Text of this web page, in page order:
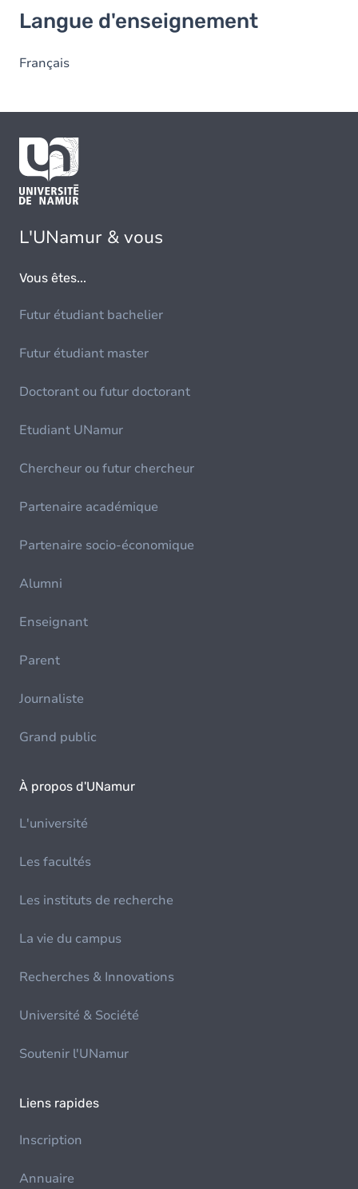
Langue d'enseignement
Français
L'UNamur & vous
Vous êtes...
Futur étudiant bachelier
Futur étudiant master
Doctorant ou futur doctorant
Etudiant UNamur
Chercheur ou futur chercheur
Partenaire académique
Partenaire socio-économique
Alumni
Enseignant
Parent
Journaliste
Grand public
À propos d'UNamur
L'université
Les facultés
Les instituts de recherche
La vie du campus
Recherches & Innovations
Université & Société
Soutenir l'UNamur
Liens rapides
Inscription
Annuaire